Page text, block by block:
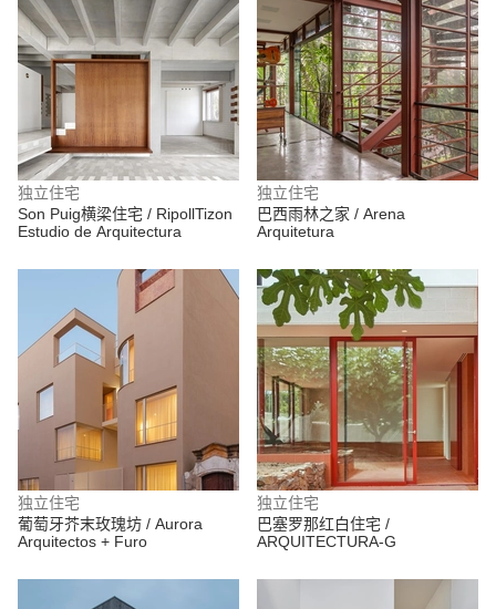
独立住宅
Son Puig横梁住宅 / RipollTizon
Estudio de Arquitectura
独立住宅
巴西雨林之家 / Arena
Arquitetura
独立住宅
葡萄牙芥末玫瑰坊 / Aurora
Arquitectos + Furo
独立住宅
巴塞罗那红白住宅 /
ARQUITECTURA-G